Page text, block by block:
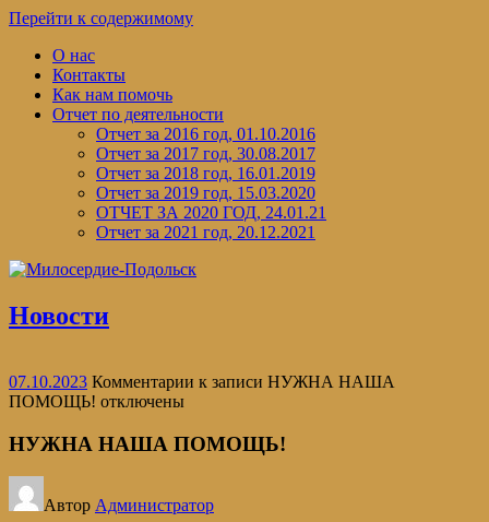
Перейти к содержимому
О нас
Контакты
Как нам помочь
Отчет по деятельности
Отчет за 2016 год, 01.10.2016
Отчет за 2017 год, 30.08.2017
Отчет за 2018 год, 16.01.2019
Отчет за 2019 год, 15.03.2020
ОТЧЕТ ЗА 2020 ГОД, 24.01.21
Отчет за 2021 год, 20.12.2021
Новости
07.10.2023 Комментарии к записи НУЖНА НАША
ПОМОЩЬ! отключены
НУЖНА НАША ПОМОЩЬ!
Автор Администратор